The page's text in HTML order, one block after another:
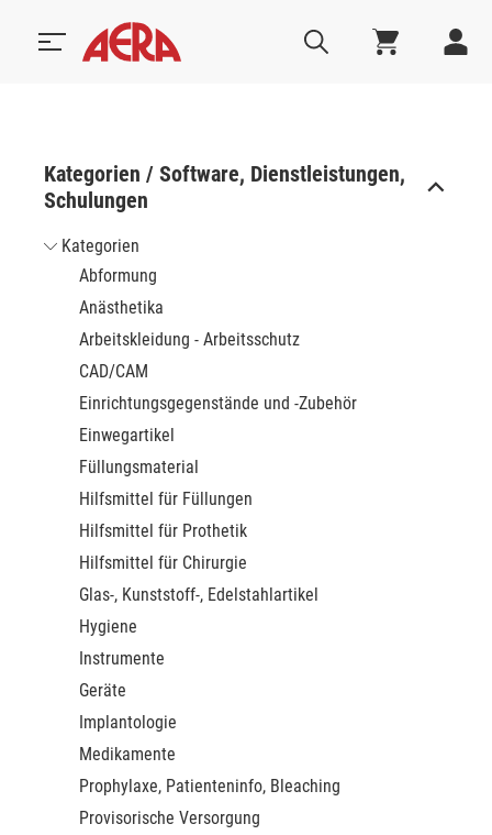
Kategorien / Software, Dienstleistungen,
Schulungen
Kategorien
Abformung
Anästhetika
Arbeitskleidung - Arbeitsschutz
CAD/CAM
Einrichtungsgegenstände und -Zubehör
Einwegartikel
Füllungsmaterial
Hilfsmittel für Füllungen
Hilfsmittel für Prothetik
Hilfsmittel für Chirurgie
Glas-, Kunststoff-, Edelstahlartikel
Hygiene
Instrumente
Geräte
Implantologie
Medikamente
Prophylaxe, Patienteninfo, Bleaching
Provisorische Versorgung